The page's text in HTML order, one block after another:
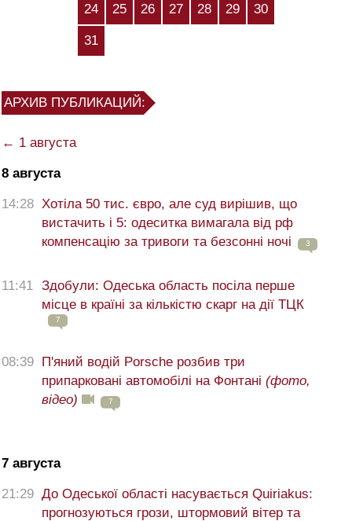
24 25 26 27 28 29 30
31
АРХИВ ПУБЛИКАЦИЙ:
← 1 августа
8 августа
14:28 Хотіла 50 тис. євро, але суд вирішив, що
вистачить і 5: одеситка вимагала від рф
компенсацію за тривоги та безсонні ночі
3
11:41
Здобули: Одеська область посіла перше
місце в країні за кількістю скарг на дії ТЦК
7
08:39 П'яний водій Porsche розбив три
припарковані автомобілі на Фонтані (фото,
відео)
7
7 августа
21:29 До Одеської області насувається Quiriakus:
прогнозуються грози, штормовий вітер та